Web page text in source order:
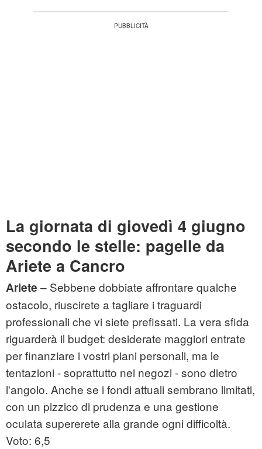
La giornata di giovedì 4 giugno
secondo le stelle: pagelle da
Ariete a Cancro
Ariete – Sebbene dobbiate affrontare qualche
ostacolo, riuscirete a tagliare i traguardi
professionali che vi siete prefissati. La vera sfida
riguarderà il budget: desiderate maggiori entrate
per finanziare i vostri piani personali, ma le
tentazioni - soprattutto nei negozi - sono dietro
l'angolo. Anche se i fondi attuali sembrano limitati,
con un pizzico di prudenza e una gestione
oculata supererete alla grande ogni difficoltà.
Voto: 6,5